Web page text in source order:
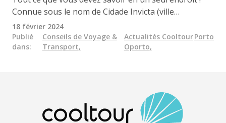
Connue sous le nom de Cidade Invicta (ville
invaincue), Porto a remporté des prix prestigieux,
notamment celui de la meilleure destination
européenne en 2014 et, en 2022, celui de la meilleure
18 février 2024
Publié
dans:
Conseils de Voyage &
Transport,
Actualités Cooltour
Oporto,
Porto